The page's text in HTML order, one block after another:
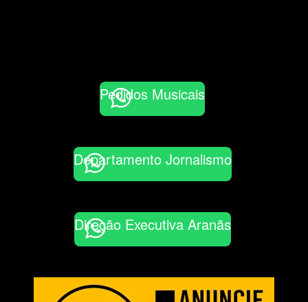
Pedidos Musicais
Departamento Jornalismo
Direção Executiva Aranãs